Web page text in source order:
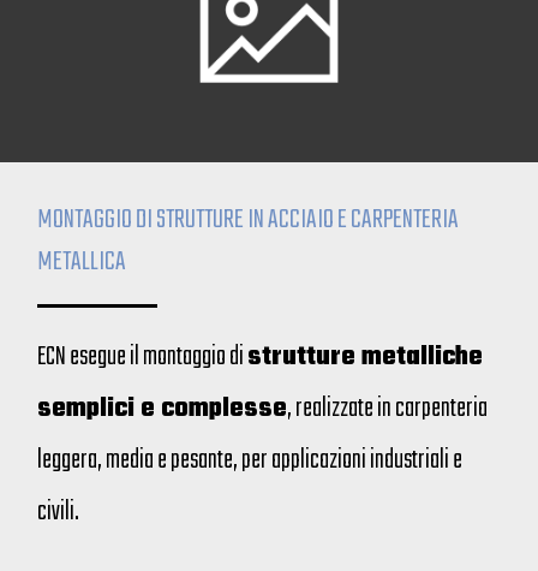
MONTAGGIO DI STRUTTURE IN ACCIAIO E CARPENTERIA
METALLICA
ECN esegue il montaggio distrutture metalliche
semplici e complesse, realizzate in carpenteria
leggera, media e pesante, per applicazioni industriali e
civili.